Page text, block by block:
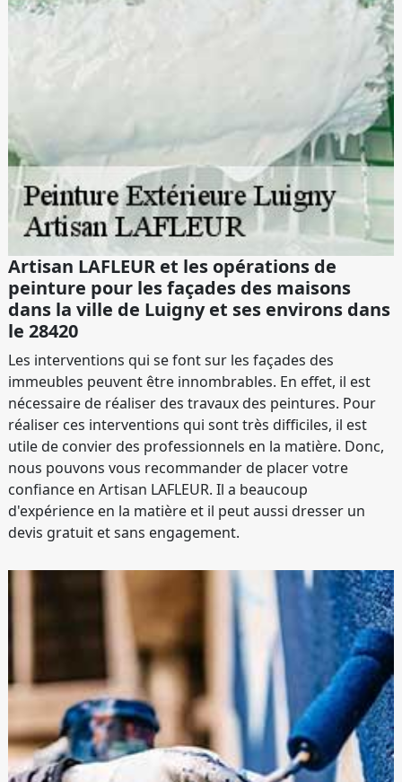
Artisan LAFLEUR et les opérations de
peinture pour les façades des maisons
dans la ville de Luigny et ses environs dans
le 28420
Les interventions qui se font sur les façades des
immeubles peuvent être innombrables. En effet, il est
nécessaire de réaliser des travaux des peintures. Pour
réaliser ces interventions qui sont très difficiles, il est
utile de convier des professionnels en la matière. Donc,
nous pouvons vous recommander de placer votre
confiance en Artisan LAFLEUR. Il a beaucoup
d'expérience en la matière et il peut aussi dresser un
devis gratuit et sans engagement.